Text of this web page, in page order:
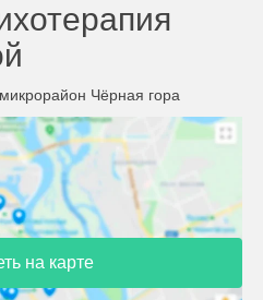
Чёрная гора
на карте